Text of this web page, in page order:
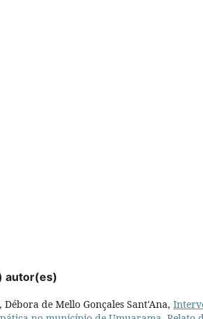
autor(es)
de Mello Gonçales Sant'Ana,